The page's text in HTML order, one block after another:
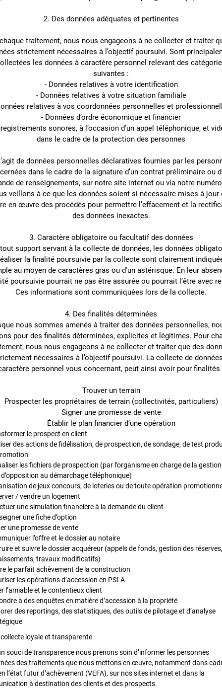
2. Des données adéquates et pertinentes
traitement, nous nous engageons à ne collecter et traiter
strictement nécessaires à l’objectif poursuivi. Sont
les données à caractère personnel relevant des
suivantes :
- Données relatives à votre identification
- Données relatives à votre situation familiale
relatives à vos coordonnées personnelles et
- Données d’ordre économique et financier
sonores, à l’occasion d’un appel téléphonique, et
dans le cadre de la protection des personnes
de données personnelles déclaratives fournies par les
dans le cadre de la signature d’un contrat préliminaire ou
de renseignements, sur notre site internet ou via notre
veillons à ce que les données soient si nécessaire mises à jour
en œuvre des procédés pour permettre l’effacement et la
des données inexactes.
3. Caractère obligatoire ou facultatif des données
support servant à la collecte de données, les données
la finalité poursuivie par la collecte sont clairement
au moyen de caractères gras ou d’un astérisque. En leur
poursuivie pourrait ne pas être assurée ou pourrait l’être avec
Ces informations sont communiquées lors de la collecte.
4. Des finalités déterminées
nous sommes amenés à traiter des données personnelles,
pour des finalités déterminées, explicites et légitimes. Pour
nous nous engageons à ne collecter et traiter que des
nécessaires à l’objectif poursuivi. La collecte de
personnel vous concernant, peut ainsi avoir pour finalités
Trouver un terrain
Prospecter les propriétaires de terrain (collectivités, particuliers)
Signer une promesse de vente
Établir le plan financier d’une opération
le prospect en client
des actions de fidélisation, de prospection, de sondage, de test
les fichiers de prospection (par l’organisme en charge de la
au démarchage téléphonique)
de jeux concours, de loteries ou de toute opération
/ vendre un logement
une simulation financière à la demande du client
une fiche d’option
une promesse de vente
l’offre et le dossier au notaire
et suivre le dossier acquéreur (appels de fonds, gestion des réserves,
travaux modificatifs)
le parfait achèvement de la construction
les opérations d’accession en PSLA
l’amiable et le contentieux client
à des enquêtes en matière d’accession à la propriété
des reportings, des statistiques, des outils de pilotage et d’analyse
collecte loyale et transparente
souci de transparence nous prenons soin d’informer les personnes
des traitements que nous mettons en œuvre, notamment dans
l’état futur d’achèvement (VEFA), sur nos sites internet et dans la
à destination des clients et des prospects.